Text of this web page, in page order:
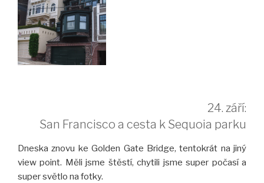
24. září:
San Francisco a cesta k Sequoia parku
Dneska znovu ke Golden Gate Bridge, tentokrát na jiný
view point. Měli jsme štěstí, chytili jsme super počasí a
super světlo na fotky.